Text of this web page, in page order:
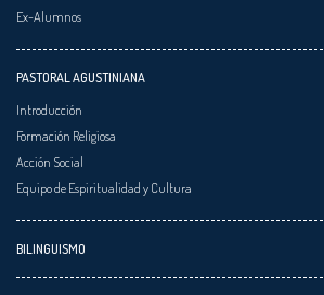
Ex-Alumnos
PASTORAL AGUSTINIANA
Introducción
Formación Religiosa
Acción Social
Equipo de Espiritualidad y Cultura
BILINGUISMO